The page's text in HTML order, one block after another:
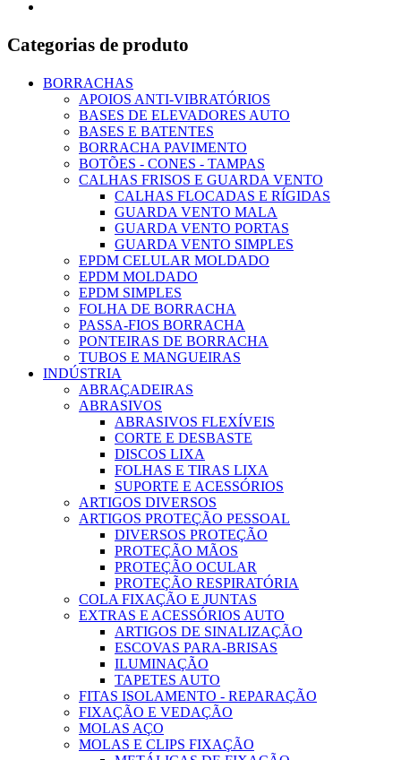
Categorias de produto
BORRACHAS
APOIOS ANTI-VIBRATÓRIOS
BASES DE ELEVADORES AUTO
BASES E BATENTES
BORRACHA PAVIMENTO
BOTÕES - CONES - TAMPAS
CALHAS FRISOS E GUARDA VENTO
CALHAS FLOCADAS E RÍGIDAS
GUARDA VENTO MALA
GUARDA VENTO PORTAS
GUARDA VENTO SIMPLES
EPDM CELULAR MOLDADO
EPDM MOLDADO
EPDM SIMPLES
FOLHA DE BORRACHA
PASSA-FIOS BORRACHA
PONTEIRAS DE BORRACHA
TUBOS E MANGUEIRAS
INDÚSTRIA
ABRAÇADEIRAS
ABRASIVOS
ABRASIVOS FLEXÍVEIS
CORTE E DESBASTE
DISCOS LIXA
FOLHAS E TIRAS LIXA
SUPORTE E ACESSÓRIOS
ARTIGOS DIVERSOS
ARTIGOS PROTEÇÃO PESSOAL
DIVERSOS PROTEÇÃO
PROTEÇÃO MÃOS
PROTEÇÃO OCULAR
PROTEÇÃO RESPIRATÓRIA
COLA FIXAÇÃO E JUNTAS
EXTRAS E ACESSÓRIOS AUTO
ARTIGOS DE SINALIZAÇÃO
ESCOVAS PARA-BRISAS
ILUMINAÇÃO
TAPETES AUTO
FITAS ISOLAMENTO - REPARAÇÃO
FIXAÇÃO E VEDAÇÃO
MOLAS AÇO
MOLAS E CLIPS FIXAÇÃO